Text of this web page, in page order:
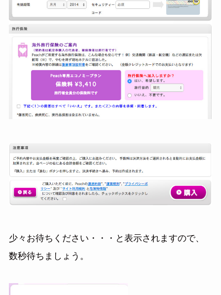
少々お待ちください・・・と表示されますので、
数秒待ちましょう。